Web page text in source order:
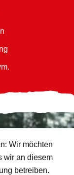
Wir möchten
wir an diesem
betreiben.